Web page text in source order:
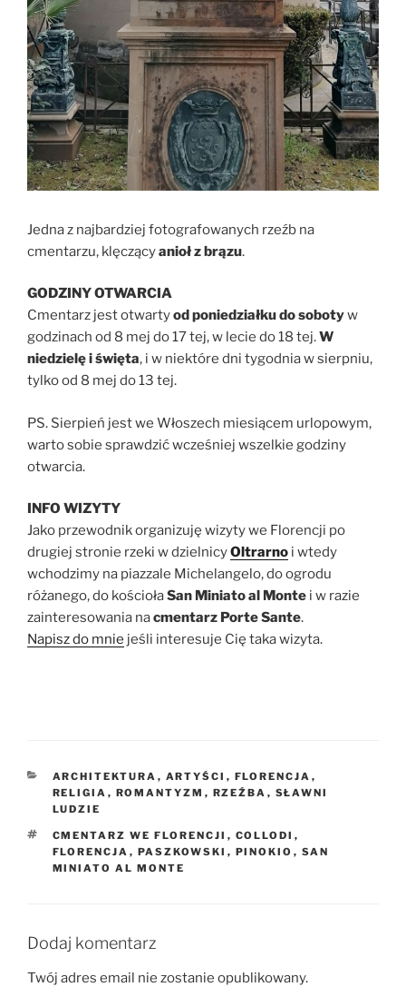
Jedna z najbardziej fotografowanych rzeźb na
cmentarzu, klęczącyanioł z brązu.
GODZINY OTWARCIA
Cmentarz jest otwartyod poniedziałku do sobotyw
godzinach od 8 mej do 17 tej, w lecie do 18 tej.W
niedzielę i święta, i w niektóre dni tygodnia w sierpniu,
tylko od 8 mej do 13 tej.
PS. Sierpień jest we Włoszech miesiącem urlopowym,
warto sobie sprawdzić wcześniej wszelkie godziny
otwarcia.
INFO WIZYTY
Jako przewodnik organizuję wizyty we Florencji po
drugiej stronie rzeki w dzielnicyOltrarno i wtedy
wchodzimy na piazzale Michelangelo, do ogrodu
różanego, do kościołaSan Miniato al Monte i w razie
zainteresowania nacmentarz Porte Sante.
Napisz do mnie jeśli interesuje Cię taka wizyta.
KATEGORIE
ARCHITEKTURA , ARTYŚCI , FLORENCJA ,
RELIGIA , ROMANTYZM , RZEŹBA , SŁAWNI
LUDZIE
TAGI
CMENTARZ WE FLORENCJI , COLLODI ,
FLORENCJA , PASZKOWSKI , PINOKIO , SAN
MINIATO AL MONTE
Dodaj komentarz
Twój adres email nie zostanie opublikowany.